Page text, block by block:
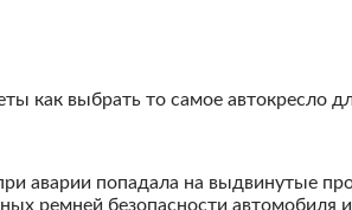
как выбрать то самое автокресло
аварии попадала на выдвинутые
ремней безопасности автомобиля